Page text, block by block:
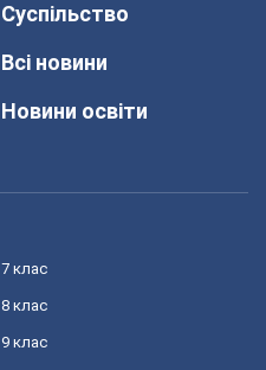
Суспільство
Всі новини
Новини освіти
7 клас
8 клас
9 клас